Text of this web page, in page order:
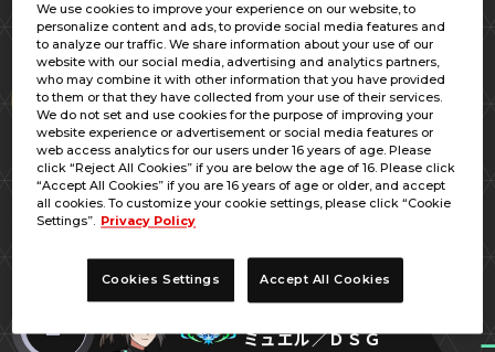
1
宮城県
Ｋっト・シー
Lv.68 287回
対戦ありがとう
対戦ありがとう
対戦ありがとう
2
宮城県
ミュエル／ＤＳＧ
We use cookies to improve your experience on our website, to
personalize content and ads, to provide social media features and
to analyze our traffic. We share information about your use of our
website with our social media, advertising and analytics partners,
who may combine it with other information that you have provided
to them or that they have collected from your use of their services.
We do not set and use cookies for the purpose of improving your
website experience or advertisement or social media features or
web access analytics for our users under 16 years of age. Please
click “Reject All Cookies” if you are below the age of 16. Please click
“Accept All Cookies” if you are 16 years of age or older, and accept
all cookies. To customize your cookie settings, please click “Cookie
Settings”. Privacy Policy
Cookies Settings Accept All Cookies